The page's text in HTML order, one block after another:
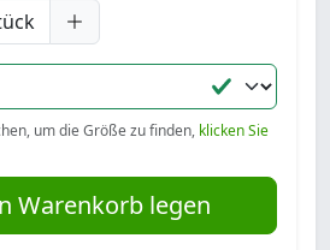
um die Größe zu finden, klicken Sie
Warenkorb legen